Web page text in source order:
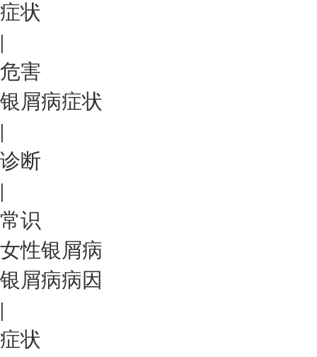
症状
|
危害
银屑病症状
|
诊断
|
常识
女性银屑病
银屑病病因
|
症状